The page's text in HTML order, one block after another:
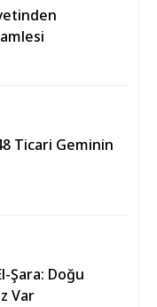
Ticari Geminin
Şara: Doğu
Var